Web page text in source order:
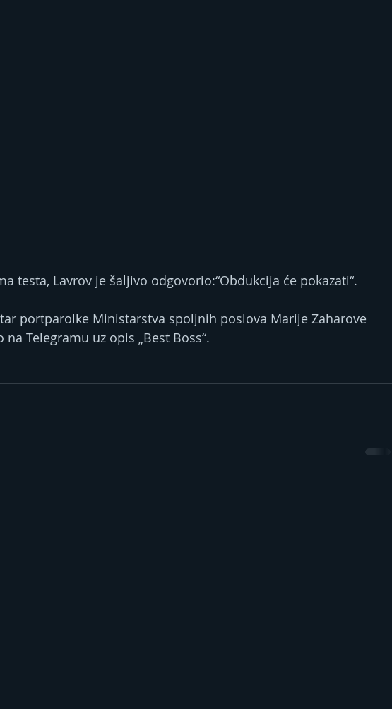
testa, Lavrov je šaljivo odgovorio:“Obdukcija će pokazati“.
portparolke Ministarstva spoljnih poslova Marije Zaharove
Telegramu uz opis „Best Boss“.